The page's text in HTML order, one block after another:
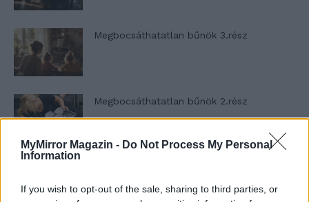
MyMirror Magazin - Do Not Process My Personal
Information
If you wish to opt-out of the sale, sharing to third parties, or
Megbocsáthatatlan bűnök 3.rész
Megbocsáthatatlan bűnök 2.rész